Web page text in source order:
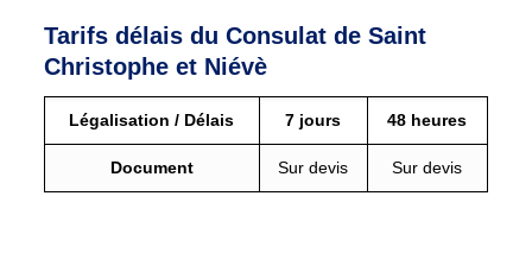
Tarifs délais du Consulat de Saint
Christophe et Niévè
Légalisation / Délais 7 jours 48 heures
Document Sur devis Sur devis